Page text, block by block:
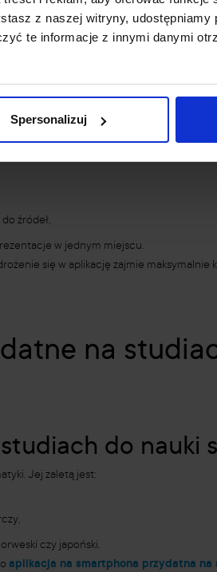
z naszej witryny, udostępniamy
te informacje z innymi danymi
Spersonalizuj
dodawania załączników i zdjęć do jednej
w materiałach, Evernote będzie trafionym
na
źródeł,
w jednym miejscu.
się w aplikację zajmie maksymalnie
na
do nauki
Jej zaletą jest:
czy japoński.
aplikacja na smartphona przydatna na